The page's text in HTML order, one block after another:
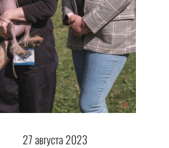
27 августа 2023